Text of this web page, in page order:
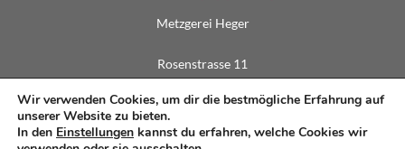
Metzgerei Heger
Rosenstrasse 11
Tel: 07161/73495
Fax: 07161/79549
Wir verwenden Cookies, um dir die bestmögliche Erfahrung auf
unserer Website zu bieten.
In den Einstellungen kannst du erfahren, welche Cookies wir